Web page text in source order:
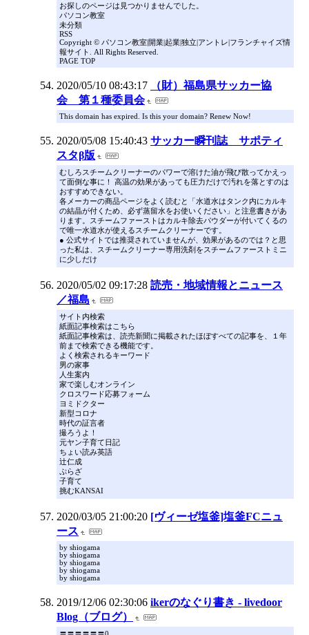
お探しのページは見つかりませんでした。
パソコン教室
未分類
RSS
Copyright © パソコン教室|開業|起業|独立|アントレ|フランチャイズ情
報サイト. All Rights Reserved.
PAGE TOP
2020/05/10 08:43:17
（財）福島県サッカー協
会 第１種委員会
This domain has expired. Is this your domain? Renew Now!
2020/05/08 15:40:43 サッカー瞬刊誌 サポティ
スタβ版
むしろスチームクリーナーのパワーで溶けた油が飛び散ってかえっ
て面倒な事に！ 高温の効果があっても圧力だけで汚れを落とすのは
おすすめできない。
各メーカーの商品ページをよく読むと「水道水はタンク内にカルキ
の結晶が付くため、必ず蒸留水をお使いください」と注意書きがあ
ります。スチームファーストはカルキ除去パウダーが付いてくるの
で唯一水道水が使えるスチームクリーナーです。
● 公式サイトでは推奨されていませんが、効果があるのでは？と思
った私は、スチームクリーナー専用洗剤をスチームファーストミニ
に少しだけ
2020/05/02 09:17:28 読売・地域情報とニュース
／福島
サイト内検索
紙面記事検索はこちら
紙面記事検索は、読売新聞に掲載されたほぼすべての記事を、１年
前まで検索できる機能です。
よく検索されるキーワード
男の家事
人生案内
家で楽しむオンライン
クロスワード応募フォーム
ヨミドクター
新型コロナ
時代の証言者
撮ろうよ！
元ヤン子育て日記
ちょい読み英語
辻仁成
ぷらざ
子育て
挑むKANSAI
2020/03/05 21:00:20 [ヴィーゼ塩釜]塩釜FCニュ
ース
by shiogama
by shiogama
by shiogama
by shiogama
by shiogama
2019/12/06 02:30:06 ikerのなぐり書き - livedoor
Blog（ブログ）